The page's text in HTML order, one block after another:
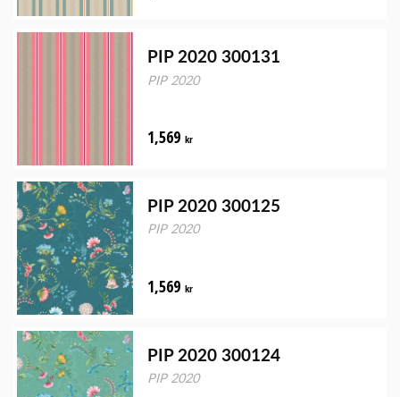
PIP 2020 300131
PIP 2020
1,569 kr
PIP 2020 300125
PIP 2020
1,569 kr
PIP 2020 300124
PIP 2020